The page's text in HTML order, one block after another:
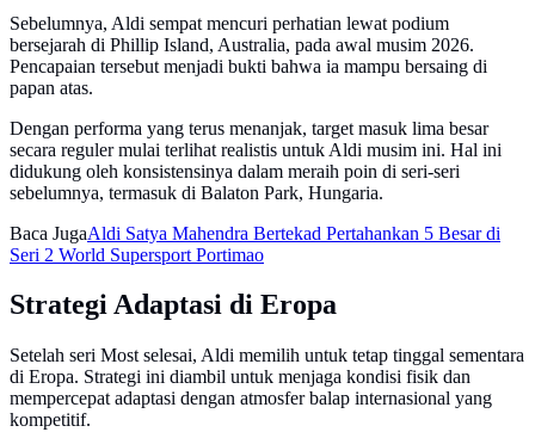
Sebelumnya, Aldi sempat mencuri perhatian lewat podium
bersejarah di Phillip Island, Australia, pada awal musim 2026.
Pencapaian tersebut menjadi bukti bahwa ia mampu bersaing di
papan atas.
Dengan performa yang terus menanjak, target masuk lima besar
secara reguler mulai terlihat realistis untuk Aldi musim ini. Hal ini
didukung oleh konsistensinya dalam meraih poin di seri-seri
sebelumnya, termasuk di Balaton Park, Hungaria.
Baca JugaAldi Satya Mahendra Bertekad Pertahankan 5 Besar di
Seri 2 World Supersport Portimao
Strategi Adaptasi di Eropa
Setelah seri Most selesai, Aldi memilih untuk tetap tinggal sementara
di Eropa. Strategi ini diambil untuk menjaga kondisi fisik dan
mempercepat adaptasi dengan atmosfer balap internasional yang
kompetitif.